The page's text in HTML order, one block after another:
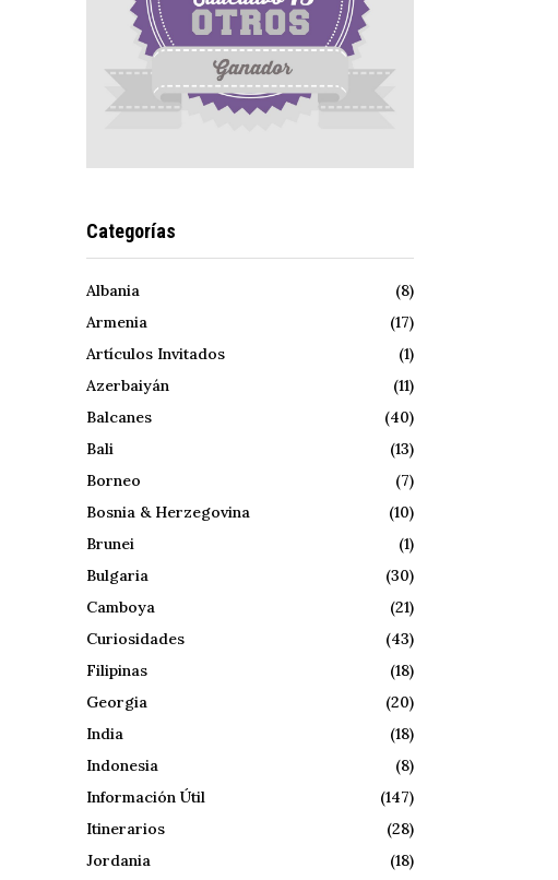
Categorías
Albania
(8)
Armenia
(17)
Artículos Invitados
(1)
Azerbaiyán
(11)
Balcanes
(40)
Bali
(13)
Borneo
(7)
Bosnia & Herzegovina
(10)
Brunei
(1)
Bulgaria
(30)
Camboya
(21)
Curiosidades
(43)
Filipinas
(18)
Georgia
(20)
India
(18)
Indonesia
(8)
Información Útil
(147)
Itinerarios
(28)
Jordania
(18)